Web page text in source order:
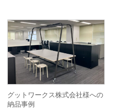
グットワークス株式会社様への
納品事例